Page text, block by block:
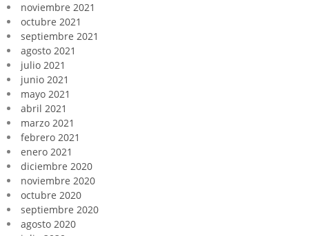
noviembre 2021
octubre 2021
septiembre 2021
agosto 2021
julio 2021
junio 2021
mayo 2021
abril 2021
marzo 2021
febrero 2021
enero 2021
diciembre 2020
noviembre 2020
octubre 2020
septiembre 2020
agosto 2020